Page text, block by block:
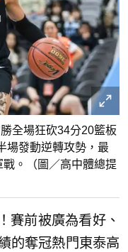
全場狂砍34分20籃板
場發動逆轉攻勢，最
。（圖／高中體總提
賽前被廣為看好、
的奪冠熱門東泰高